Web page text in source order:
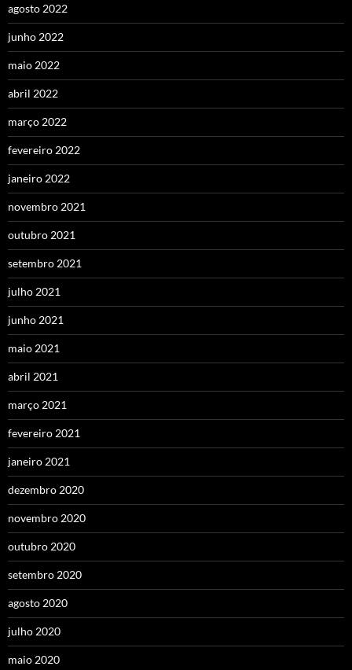
agosto 2022
junho 2022
maio 2022
abril 2022
março 2022
fevereiro 2022
janeiro 2022
novembro 2021
outubro 2021
setembro 2021
julho 2021
junho 2021
maio 2021
abril 2021
março 2021
fevereiro 2021
janeiro 2021
dezembro 2020
novembro 2020
outubro 2020
setembro 2020
agosto 2020
julho 2020
maio 2020